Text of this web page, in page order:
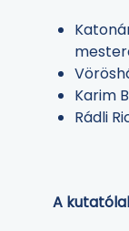
Karim
Rádli
A